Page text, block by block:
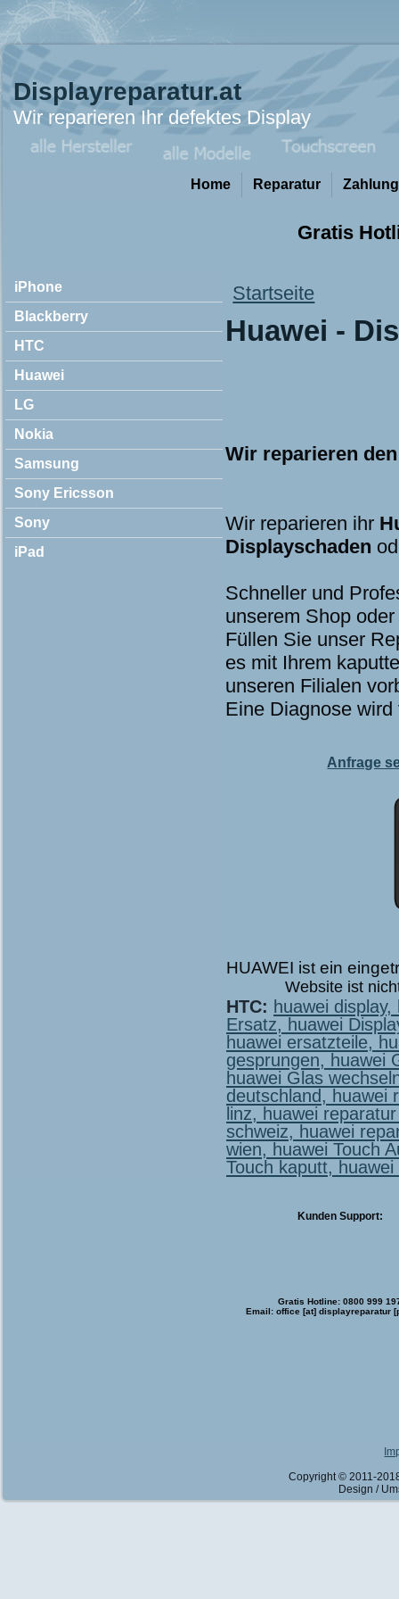
Displayreparatur.at
Wir reparieren Ihr defektes Display
Home Reparatur
Gratis
iPhone
Blackberry
HTC
Huawei
LG
Nokia
Samsung
Sony Ericsson
Sony
iPad
You are here
Startseite
Huawei -
Wir reparieren
Wir reparieren ihr
Displayschaden
Schneller und
unserem Shop
Füllen Sie unser
es mit Ihrem
unseren Filialen
Eine Diagnose
Anfrage
HUAWEI ist ein
Website ist
HTC: huawei display
Ersatz
huawei
huawei ersatzteile
gesprungen
huawei
huawei Glas
deutschland
huawei
linz
huawei
schweiz
huawei
wien
huawei Touch
Touch kaputt
Kunden Support:
Gratis Hotline: 0800 999
Email: office [at] displayreparatur
Copyright © 2011-
Design /